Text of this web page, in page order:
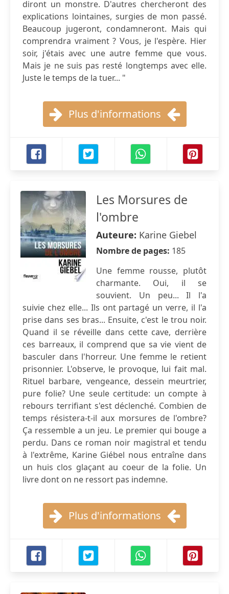
diront un monstre. D'autres chercheront des
explications lointaines, surgies de mon passé.
Beaucoup jugeront, condamneront. Mais qui
comprendra vraiment ? Vous, je l'espère. Hier
soir, j'étais avec une autre femme que vous.
Mais je ne suis pas resté longtemps avec elle.
Juste le temps de la tuer... "
Plus d'informations
Les Morsures de
l'ombre
Auteure: Karine Giebel
Nombre de pages: 185
Une femme rousse, plutôt
charmante. Oui, il se
souvient. Un peu... Il l'a
suivie chez elle... Ils ont partagé un verre, il l'a
prise dans ses bras... Ensuite, c'est le trou noir.
Quand il se réveille dans cette cave, derrière
ces barreaux, il comprend que sa vie vient de
basculer dans l'horreur. Une femme le retient
prisonnier. L'observe, le provoque, lui fait mal.
Rituel barbare, vengeance, dessein meurtrier,
pure folie? Une seule certitude: un compte à
rebours terrifiant s'est déclenché. Combien de
temps résistera-t-il aux morsures de l'ombre?
Ça ressemble a un jeu. Le premier qui bouge a
perdu. Dans ce roman noir magistral et tendu
à l'extrême, Karine Giébel nous entraîne dans
un huis clos glaçant au coeur de la folie. Un
livre dont on ne ressort pas indemne.
Plus d'informations